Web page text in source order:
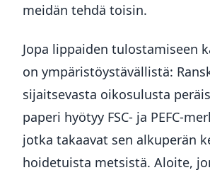
meidän tehdä toisin.
Jopa lippaiden tulostamiseen
on ympäristöystävällistä:
sijaitsevasta oikosulusta
paperi hyötyy FSC- ja PEFC-
jotka takaavat sen alkuperän
hoidetuista metsistä. Aloite,